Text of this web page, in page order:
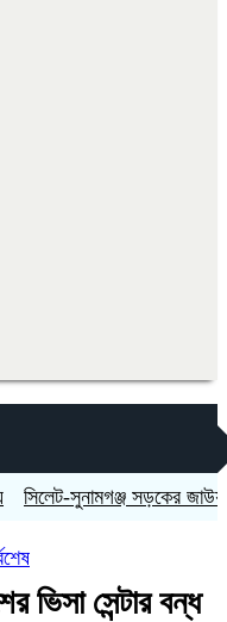
সুনামগঞ্জ সড়কের জাউয়াবাজারে
ভিসা সেন্টার বন্ধ